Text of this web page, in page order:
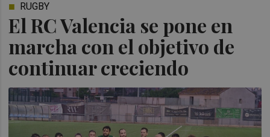
El RC Valencia se pone en
marcha con el objetivo de
continuar creciendo
RUGBY